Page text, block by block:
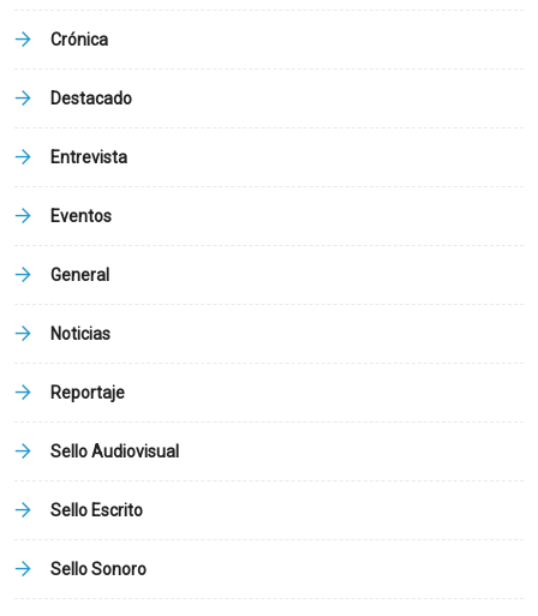
Crónica
Destacado
Entrevista
Eventos
General
Noticias
Reportaje
Sello Audiovisual
Sello Escrito
Sello Sonoro